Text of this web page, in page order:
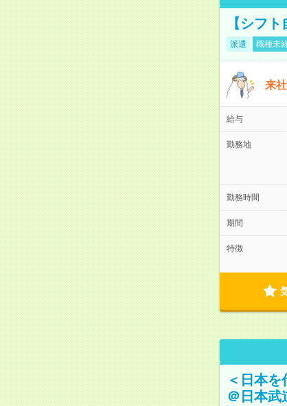
【シフ
派遣 職種未
来
給与
勤務地
勤務時間
期間
特徴
＜日本
＠日本武